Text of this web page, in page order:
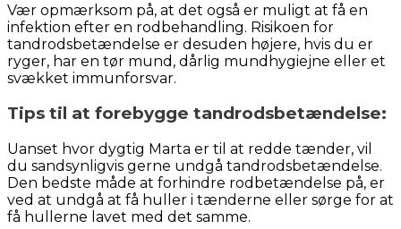
Vær opmærksom på, at det også er muligt at få en
infektion efter en rodbehandling. Risikoen for
tandrodsbetændelse er desuden højere, hvis du er
ryger, har en tør mund, dårlig mundhygiejne eller et
svækket immunforsvar.
Tips til at forebygge tandrodsbetændelse:
Uanset hvor dygtig Marta er til at redde tænder, vil
du sandsynligvis gerne undgå tandrodsbetændelse.
Den bedste måde at forhindre rodbetændelse på, er
ved at undgå at få huller i tænderne eller sørge for at
få hullerne lavet med det samme.